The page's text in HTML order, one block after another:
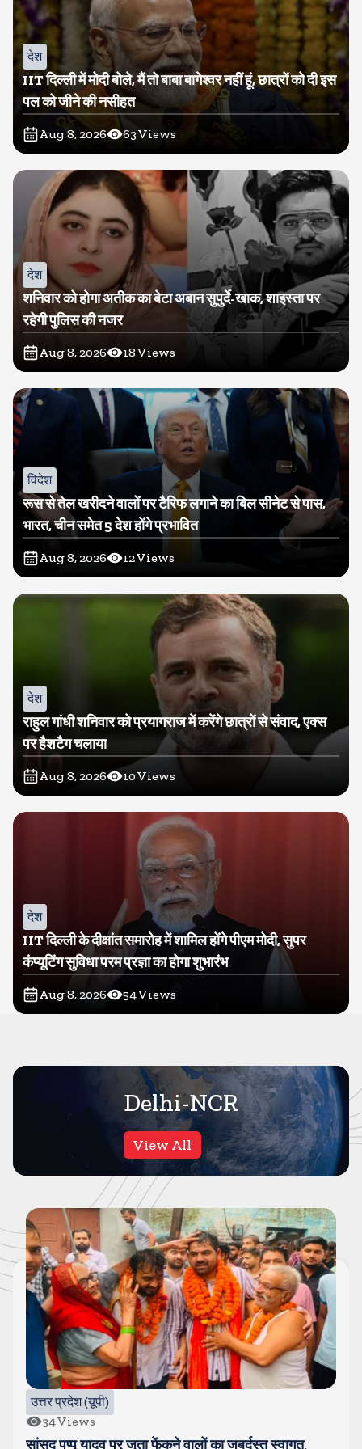
देश
IIT दिल्ली में मोदी बोले, मैं तो बाबा बागेश्वर नहीं हूं, छात्रों को दी इस
पल को जीने की नसीहत
Aug 8, 2026 63Views
देश
शनिवार को होगा अतीक का बेटा अबान सुपुर्दे-खाक, शाइस्ता पर
रहेगी पुलिस की नजर
Aug 8, 2026 18Views
विदेश
रूस से तेल खरीदने वालों पर टैरिफ लगाने का बिल सीनेट से पास,
भारत, चीन समेत 5 देश होंगे प्रभावित
Aug 8, 2026 12Views
देश
राहुल गांधी शनिवार को प्रयागराज में करेंगे छात्रों से संवाद, एक्स
पर हैशटैग चलाया
Aug 8, 2026 10Views
देश
IIT दिल्ली के दीक्षांत समारोह में शामिल होंगे पीएम मोदी, सुपर
कंप्यूटिंग सुविधा परम प्रज्ञा का होगा शुभारंभ
Aug 8, 2026 54Views
Delhi-NCR
View All
उत्तर प्रदेश (यूपी)
34Views
सांसद पप्पू यादव पर जूता फेंकने वालों का जबर्दस्त स्वागत,